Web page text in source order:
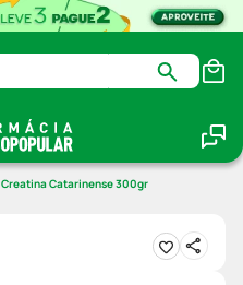
Creatina Catarinense 300gr